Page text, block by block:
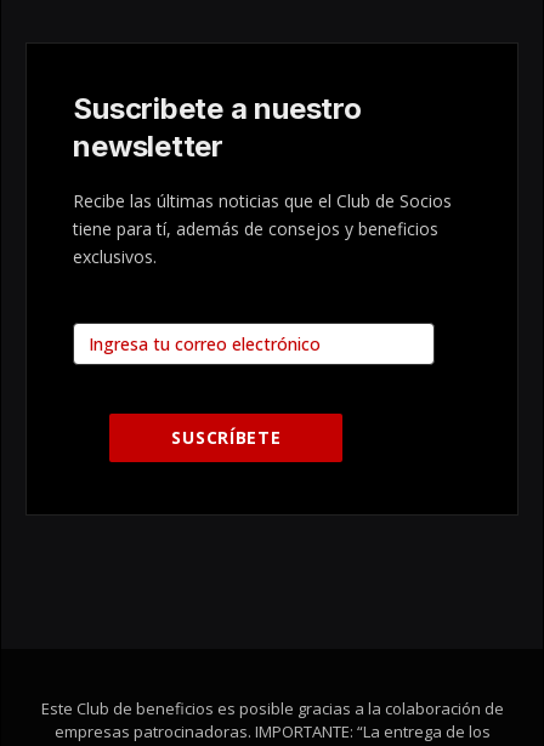
Suscribete a nuestro
newsletter
Recibe las últimas noticias que el Club de Socios
tiene para tí, además de consejos y beneficios
exclusivos.
Este Club de beneficios es posible gracias a la colaboración de
empresas patrocinadoras. IMPORTANTE: “La entrega de los